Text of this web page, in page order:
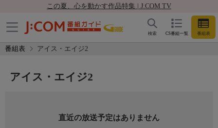
この夏、心を動かす作品特集 | J:COM TV
CS番組一覧 番組表
検索
番組表 アイス・エイジ2
アイス・エイジ2
直近の放送予定はありません